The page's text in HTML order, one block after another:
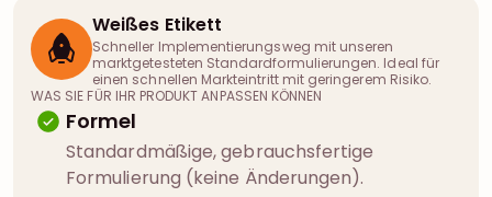
Weißes Etikett
Schneller Implementierungsweg mit unseren
marktgetesteten Standardformulierungen. Ideal für
einen schnellen Markteintritt mit geringerem Risiko.
WAS SIE FÜR IHR PRODUKT ANPASSEN KÖNNEN
Formel
Standardmäßige, gebrauchsfertige
Formulierung (keine Änderungen).